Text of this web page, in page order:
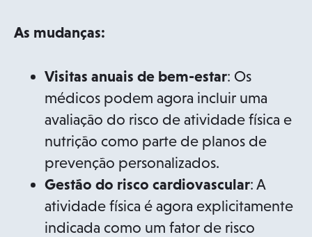
As mudanças:
Visitas anuais de bem-estar: Os
médicos podem agora incluir uma
avaliação do risco de atividade física e
nutrição como parte de planos de
prevenção personalizados.
Gestão do risco cardiovascular: A
atividade física é agora explicitamente
indicada como um fator de risco